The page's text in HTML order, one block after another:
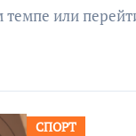
темпе или
СПОРТ